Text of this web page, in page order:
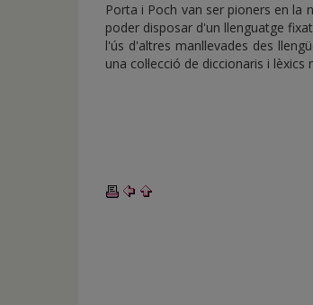
Porta i Poch van ser pioners en la
poder disposar d'un llenguatge
l'ús d'altres manllevades des
una col·lecció de diccionaris i lèxics